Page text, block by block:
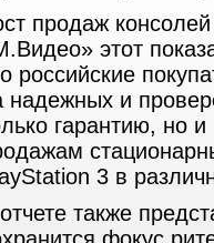
продаж
этот
российские
надежных и
гарантию, но
3 в
также